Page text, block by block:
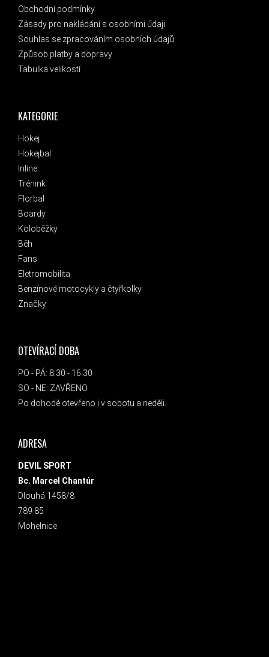
KATEGORIE
Hokej
Hokejbal
Inline
Trénink
Florbal
Boardy
Koloběžky
Běh
Fans
Eletromobilita
Benzínové motocykly a čtyřkolky
Značky
Obchodní podmínky
Zásady pro nakládání s osobními údaji
Souhlas se zpracováním osobních údajů
Způsob platby a dopravy
Tabulka velikostí
OTEVÍRACÍ DOBA
PO - PÁ: 8:30 - 16:30
SO - NE: ZAVŘENO
Po dohodě otevřeno i v sobotu a neděli.
ADRESA
DEVIL SPORT
Bc. Marcel Chantúr
Dlouhá 1458/8
789 85
Mohelnice